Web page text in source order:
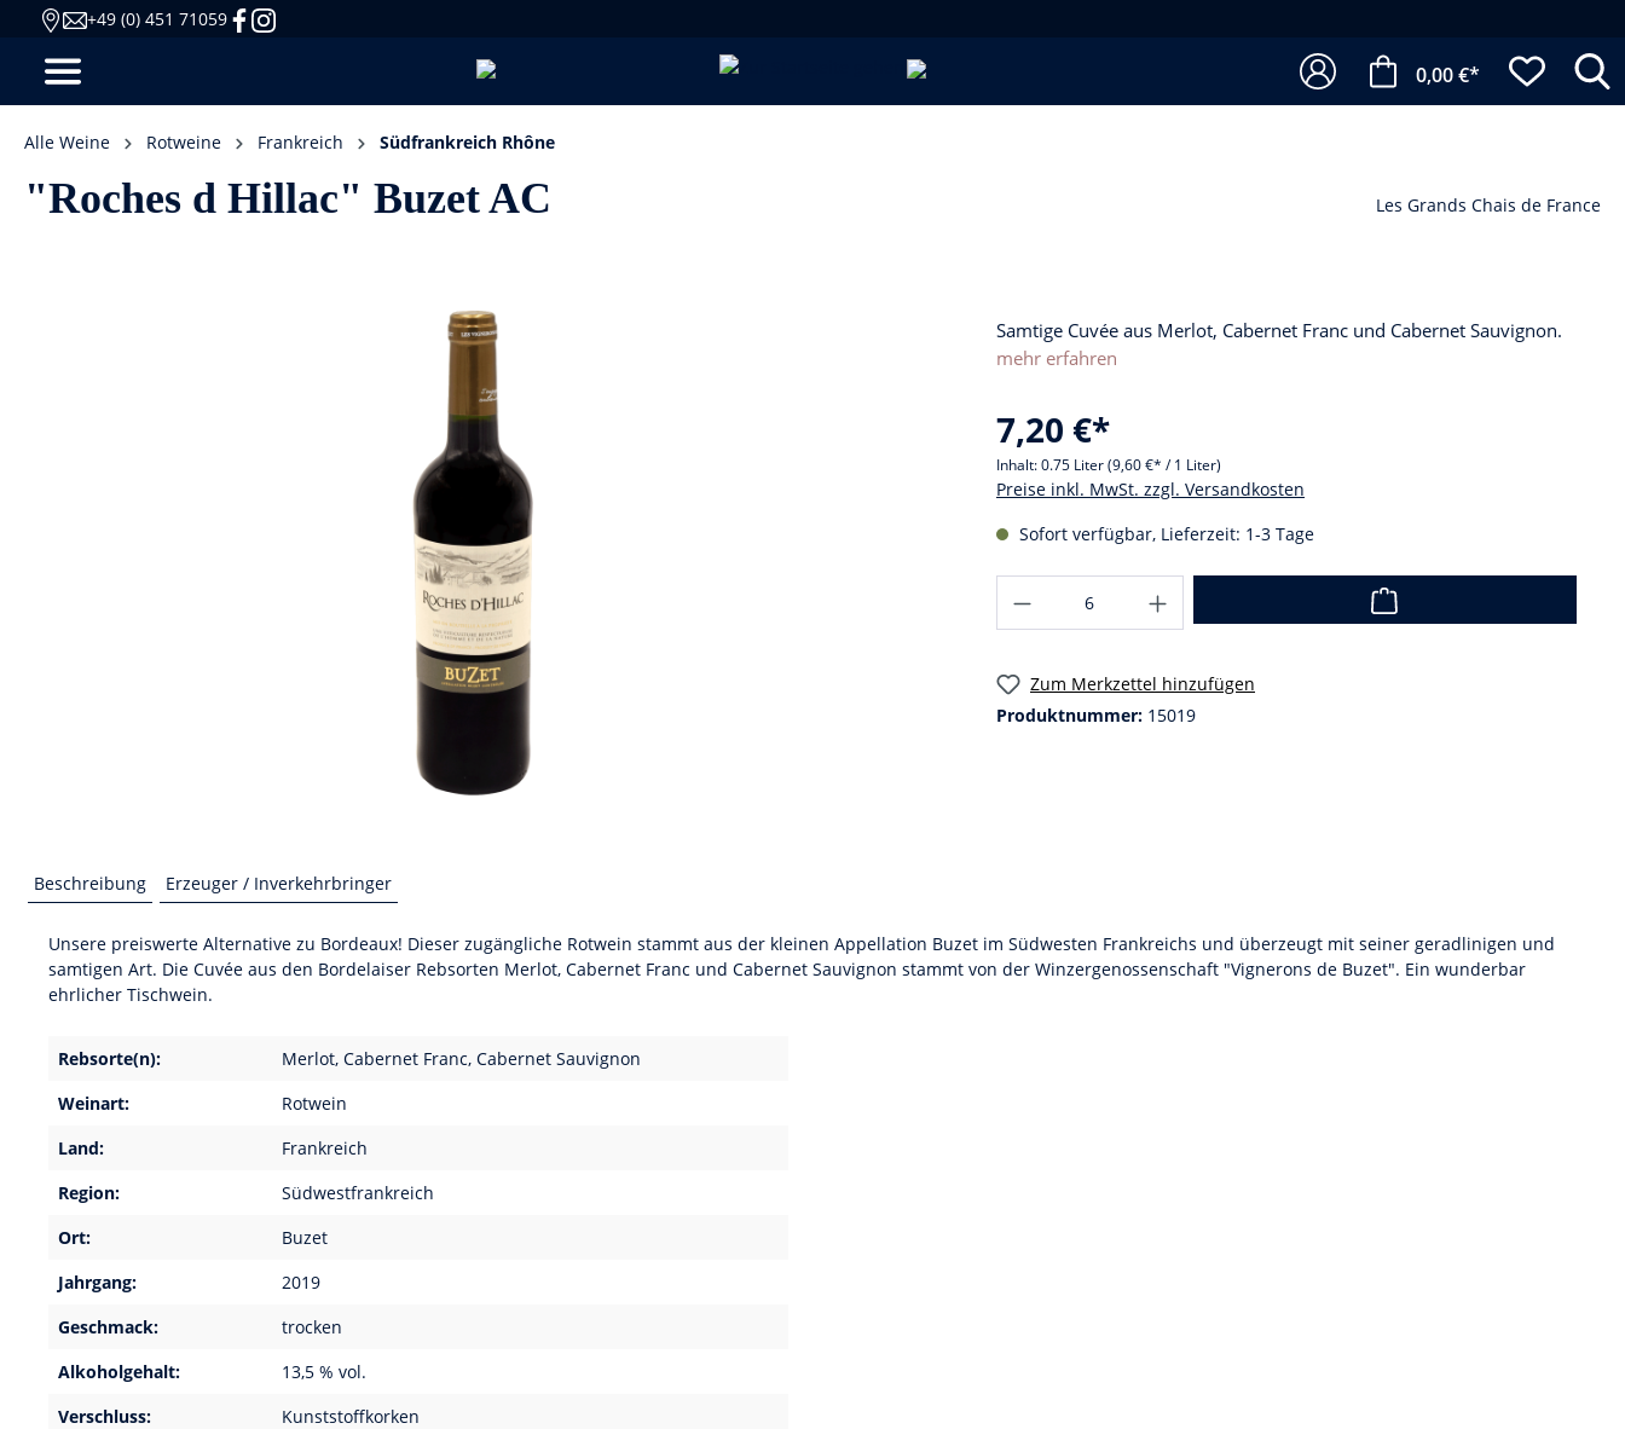
+49 (0) 451 71059
0,00 €*
Alle Weine Rotweine Frankreich Südfrankreich Rhône
"Roches d Hillac" Buzet AC Les Grands Chais de France
Samtige Cuvée aus Merlot, Cabernet Franc und Cabernet Sauvignon.
mehr erfahren
7,20 €*
Inhalt:0.75 Liter(9,60 €* / 1 Liter)
Preise inkl. MwSt. zzgl. Versandkosten
Sofort verfügbar, Lieferzeit: 1-3 Tage
Zum Merkzettel hinzufügen
Produktnummer: 15019
Beschreibung Erzeuger / Inverkehrbringer
Unsere preiswerte Alternative zu Bordeaux! Dieser zugängliche Rotwein stammt aus der kleinen Appellation Buzet im Südwesten Frankreichs und überzeugt mit seiner geradlinigen und
samtigen Art. Die Cuvée aus den Bordelaiser Rebsorten Merlot, Cabernet Franc und Cabernet Sauvignon stammt von der Winzergenossenschaft "Vignerons de Buzet". Ein wunderbar
ehrlicher Tischwein.
Rebsorte(n):
Merlot, Cabernet Franc, Cabernet Sauvignon
Weinart:
Rotwein
Land:
Frankreich
Region:
Südwestfrankreich
Ort:
Buzet
Jahrgang:
2019
Geschmack:
trocken
Alkoholgehalt:
13,5 % vol.
Verschluss:
Kunststoffkorken